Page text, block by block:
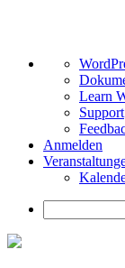
Über
WordPress
Learn
Support
Anmelden